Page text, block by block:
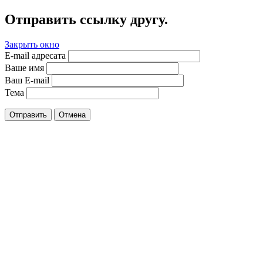
Отправить ссылку другу.
Закрыть окно
E-mail адресата
Ваше имя
Ваш E-mail
Тема
Отправить Отмена